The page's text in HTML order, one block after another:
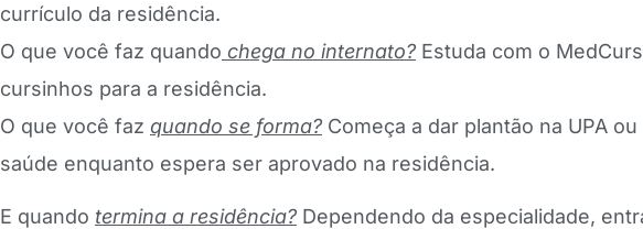
currículo da residência.
O que você faz quando chega no internato? Estuda com o
cursinhos para a residência.
O que você faz quando se forma? Começa a dar plantão na UPA
saúde enquanto espera ser aprovado na residência.
E quando termina a residência? Dependendo da especialidade,